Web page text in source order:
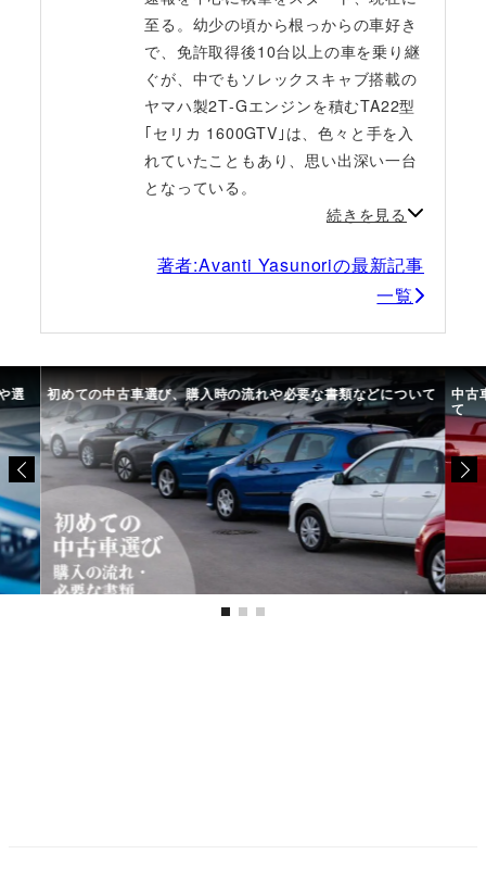
至る。幼少の頃から根っからの車好き
で、免許取得後10台以上の車を乗り継
ぐが、中でもソレックスキャブ搭載の
ヤマハ製2T‐Gエンジンを積むTA22型
｢セリカ 1600GTV｣は、色々と手を入
れていたこともあり、思い出深い一台
となっている。
続きを見る
著者:Avanti Yasunoriの最新記事
一覧
選 初めての中古車選び、購入時の流れや必要な書類などについて 中古
て